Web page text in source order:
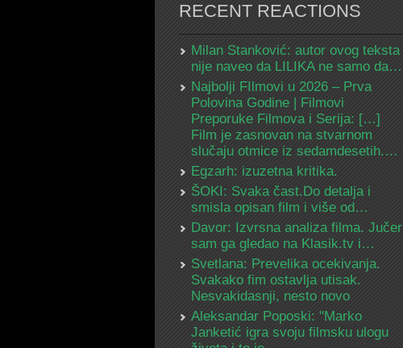
RECENT REACTIONS
Milan Stanković: autor ovog teksta
nije naveo da LILIKA ne samo da…
Najbolji FIlmovi u 2026 – Prva
Polovina Godine | Filmovi
Preporuke Filmova i Serija: […]
Film je zasnovan na stvarnom
slučaju otmice iz sedamdesetih.…
Egzarh: izuzetna kritika.
ŠOKI: Svaka čast.Do detalja i
smisla opisan film i više od…
Davor: Izvrsna analiza filma. Jučer
sam ga gledao na Klasik.tv i…
Svetlana: Prevelika ocekivanja.
Svakako fim ostavlja utisak.
Nesvakidasnji, nesto novo
Aleksandar Poposki: "Marko
Janketić igra svoju filmsku ulogu